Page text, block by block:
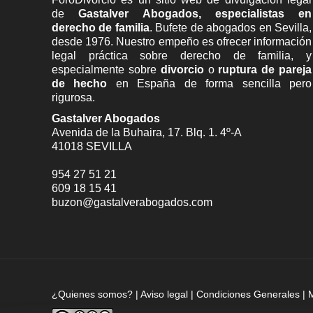
deGastalver Abogados, especialistas en
derecho de familia. Bufete deabogados en Sevilla,
desde 1976. Nuestro empeño es ofrecer información
legal práctica sobre derecho de familia, y
especialmente sobre divorcioo ruptura de pareja
de hecho en España de forma sencilla pero
rigurosa.
Gastalver Abogados
Avenida de la Buhaira, 17. Blq. 1. 4º-A
41018 SEVILLA
954 27 51 21
609 18 15 41
buzon@gastalverabogados.com
¿Quienes somos? | Aviso legal | Condiciones Generales |